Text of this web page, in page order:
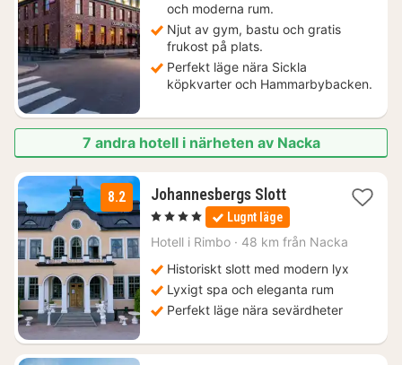
och moderna rum.
Njut av gym, bastu och gratis
frukost på plats.
Perfekt läge nära Sickla
köpkvarter och Hammarbybacken.
7 andra hotell i närheten av Nacka
8.2 Johannesbergs Slott1
natt
från
899
, 4 Stjärnor Lugnt läge
Hotell i Rimbo · 48 km från Nacka
Historiskt slott med modern lyx
Lyxigt spa och eleganta rum
Perfekt läge nära sevärdheter